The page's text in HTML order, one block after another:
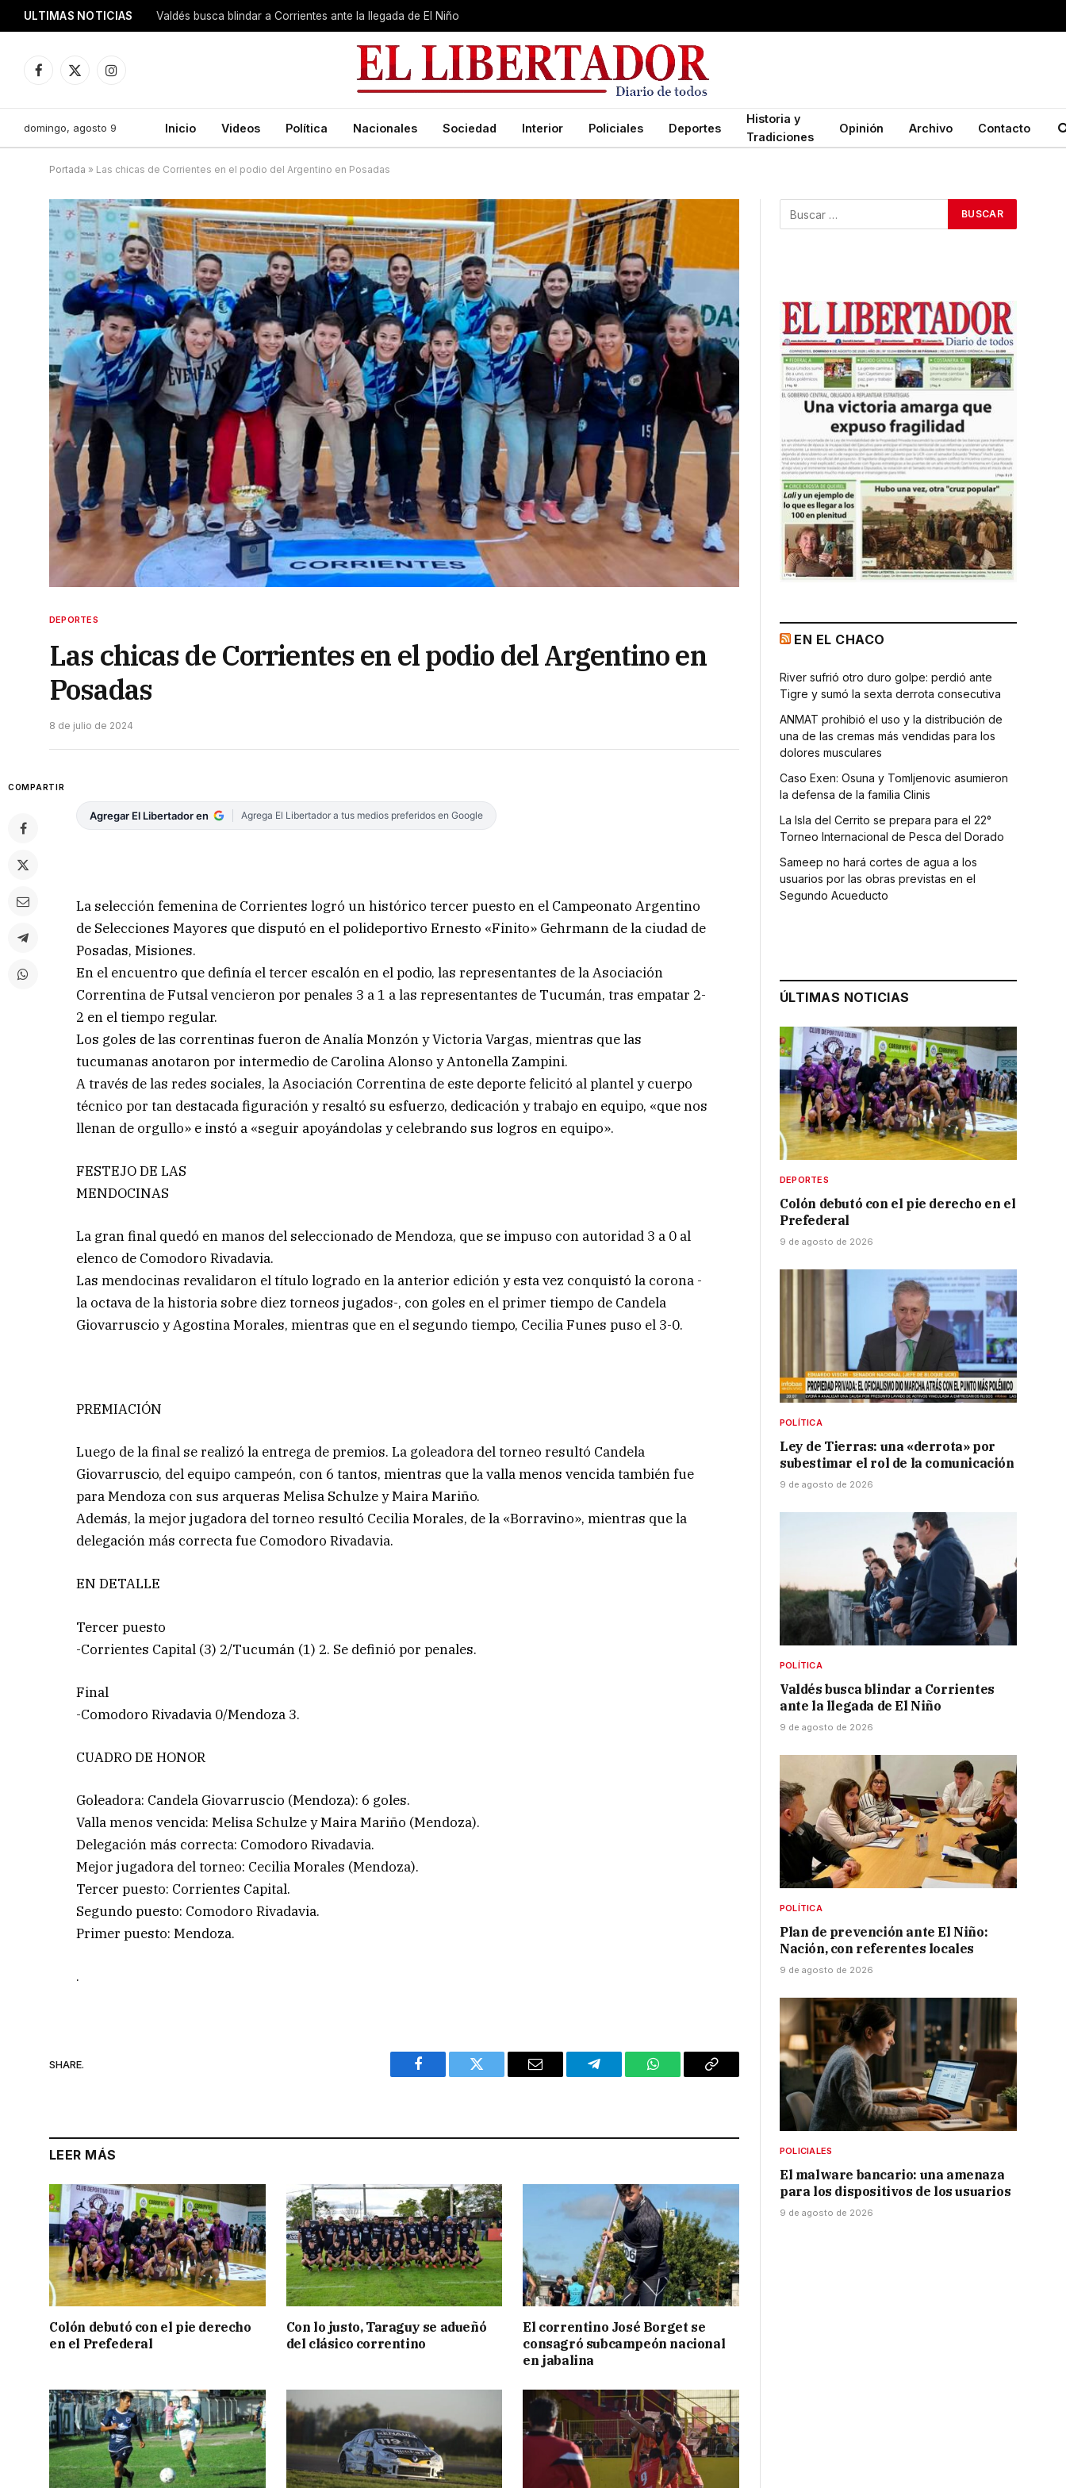
ULTIMAS NOTICIAS Valdés busca blindar a Corrientes ante la llegada de El Niño
Facebook
X
Instagram
domingo, agosto 9 Inicio Videos Política Nacionales Sociedad Interior Policiales Deportes
Historia y
Tradiciones
Opinión Archivo Contacto
Portada » Las chicas de Corrientes en el podio del Argentino en Posadas
DEPORTES
Las chicas de Corrientes en el podio del Argentino en
Posadas
8 de julio de 2024
COMPARTIR
Agregar El Libertador en Agrega El Libertador a tus medios preferidos en Google
La selección femenina de Corrientes logró un histórico tercer puesto en el Campeonato Argentino
de Selecciones Mayores que disputó en el polideportivo Ernesto «Finito» Gehrmann de la ciudad de
Posadas, Misiones.
En el encuentro que definía el tercer escalón en el podio, las representantes de la Asociación
Correntina de Futsal vencieron por penales 3 a 1 a las representantes de Tucumán, tras empatar 2-
2 en el tiempo regular.
Los goles de las correntinas fueron de Analía Monzón y Victoria Vargas, mientras que las
tucumanas anotaron por intermedio de Carolina Alonso y Antonella Zampini.
A través de las redes sociales, la Asociación Correntina de este deporte felicitó al plantel y cuerpo
técnico por tan destacada figuración y resaltó su esfuerzo, dedicación y trabajo en equipo, «que nos
llenan de orgullo» e instó a «seguir apoyándolas y celebrando sus logros en equipo».
FESTEJO DE LAS
MENDOCINAS
La gran final quedó en manos del seleccionado de Mendoza, que se impuso con autoridad 3 a 0 al
elenco de Comodoro Rivadavia.
Las mendocinas revalidaron el título logrado en la anterior edición y esta vez conquistó la corona -
la octava de la historia sobre diez torneos jugados-, con goles en el primer tiempo de Candela
Giovarruscio y Agostina Morales, mientras que en el segundo tiempo, Cecilia Funes puso el 3-0.
PREMIACIÓN
Luego de la final se realizó la entrega de premios. La goleadora del torneo resultó Candela
Giovarruscio, del equipo campeón, con 6 tantos, mientras que la valla menos vencida también fue
para Mendoza con sus arqueras Melisa Schulze y Maira Mariño.
Además, la mejor jugadora del torneo resultó Cecilia Morales, de la «Borravino», mientras que la
delegación más correcta fue Comodoro Rivadavia.
EN DETALLE
Tercer puesto
-Corrientes Capital (3) 2/Tucumán (1) 2. Se definió por penales.
Final
-Comodoro Rivadavia 0/Mendoza 3.
CUADRO DE HONOR
Goleadora: Candela Giovarruscio (Mendoza): 6 goles.
Valla menos vencida: Melisa Schulze y Maira Mariño (Mendoza).
Delegación más correcta: Comodoro Rivadavia.
Mejor jugadora del torneo: Cecilia Morales (Mendoza).
Tercer puesto: Corrientes Capital.
Segundo puesto: Comodoro Rivadavia.
Primer puesto: Mendoza.
.
SHARE.
Facebook Twitter Email Telegram WhatsAppCopy
LEER MÁS
Colón debutó con el pie derecho
en el Prefederal
Con lo justo, Taraguy se adueñó
del clásico correntino
El correntino José Borget se
consagró subcampeón nacional
en jabalina
EN EL CHACO
River sufrió otro duro golpe: perdió ante
Tigre y sumó la sexta derrota consecutiva
ANMAT prohibió el uso y la distribución de
una de las cremas más vendidas para los
dolores musculares
Caso Exen: Osuna y Tomljenovic asumieron
la defensa de la familia Clinis
La Isla del Cerrito se prepara para el 22°
Torneo Internacional de Pesca del Dorado
Sameep no hará cortes de agua a los
usuarios por las obras previstas en el
Segundo Acueducto
ÚLTIMAS NOTICIAS
DEPORTES
Colón debutó con el pie derecho en el
Prefederal
9 de agosto de 2026
POLÍTICA
Ley de Tierras: una «derrota» por
subestimar el rol de la comunicación
9 de agosto de 2026
POLÍTICA
Valdés busca blindar a Corrientes
ante la llegada de El Niño
9 de agosto de 2026
POLÍTICA
Plan de prevención ante El Niño:
Nación, con referentes locales
9 de agosto de 2026
POLICIALES
El malware bancario: una amenaza
para los dispositivos de los usuarios
9 de agosto de 2026